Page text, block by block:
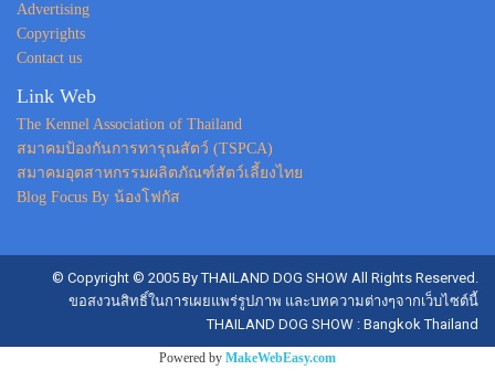
Advertising
Copyrights
Contact us
Link Web
The Kennel Association of Thailand
สมาคมป้องกันการทารุณสัตว์ (TSPCA)
สมาคมอุตสาหกรรมผลิตภัณฑ์สัตว์เลี้ยงไทย
Blog Focus By น้องโฟกัส
© Copyright © 2005 By THAILAND DOG SHOW All Rights Reserved.
ขอสงวนสิทธิ์ในการเผยแพร่รูปภาพ และบทความต่างๆจากเว็บไซต์นี้
THAILAND DOG SHOW : Bangkok Thailand
Powered by MakeWebEasy.com